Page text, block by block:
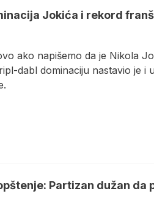
Jokića i rekord
ako napišemo da je Nikola
dabl dominaciju nastavio je i
Partizan dužan da